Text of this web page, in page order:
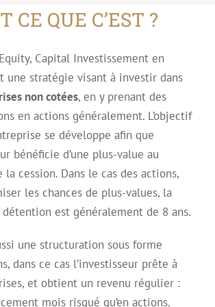
CE QUE C’EST ?
Capital Investissement en
une stratégie visant à investir dans
non cotées, en y prenant des
en actions généralement. L’objectif
se développe afin que
bénéficie d’une plus-value au
la cession. Dans le cas des actions,
les chances de plus-values, la
est généralement de 8 ans.
une structuration sous forme
dans ce cas l’investisseur prête à
et obtient un revenu régulier :
mois risqué qu’en actions.